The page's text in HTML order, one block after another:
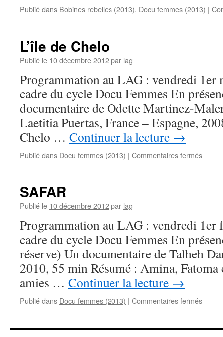
Publié dans Bobines rebelles (2013), Docu femmes (2013) |
L’île de Chelo
Publié le 10 décembre 2012par lag
Programmation au LAG : vendredi 1er
cadre du cycle Docu Femmes En
documentaire de Odette Martinez-
Laetitia Puertas, France – Espagne,
Chelo … Continuer la lecture →
Publié dans Docu femmes (2013) | Commentaires ferméssur
SAFAR
Publié le 10 décembre 2012par lag
Programmation au LAG : vendredi 1er
cadre du cycle Docu Femmes En
réserve) Un documentaire de Talheh
2010, 55 min Résumé : Amina,
amies … Continuer la lecture →
Publié dans Docu femmes (2013) | Commentaires ferméssur